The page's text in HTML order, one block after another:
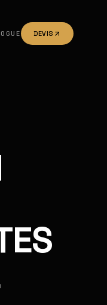
DEVIS